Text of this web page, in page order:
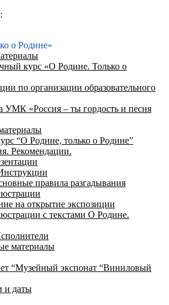
о Родине»
курс «О Родине. Только о
по организации образовательного
УМК «Россия – ты гордость и песня
“О Родине, только о Родине”
Рекомендации.
правила разгадывания
на открытие экспозиции
с текстами О Родине.
материалы
“Музейный экспонат “Виниловый
и даты